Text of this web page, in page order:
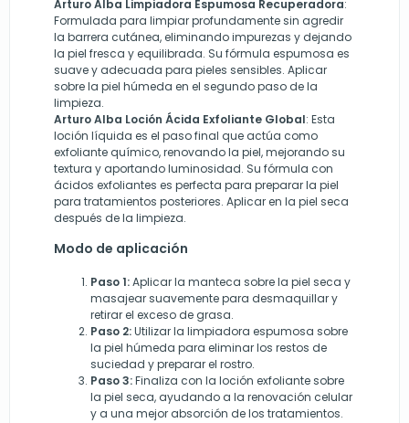
Arturo Alba Limpiadora Espumosa Recuperadora:
Formulada para limpiar profundamente sin agredir
la barrera cutánea, eliminando impurezas y dejando
la piel fresca y equilibrada. Su fórmula espumosa es
suave y adecuada para pieles sensibles. Aplicar
sobre la piel húmeda en el segundo paso de la
limpieza.
Arturo Alba Loción Ácida Exfoliante Global: Esta
loción líquida es el paso final que actúa como
exfoliante químico, renovando la piel, mejorando su
textura y aportando luminosidad. Su fórmula con
ácidos exfoliantes es perfecta para preparar la piel
para tratamientos posteriores. Aplicar en la piel seca
después de la limpieza.
Modo de aplicación
Paso 1:Aplicar la manteca sobre la piel seca y
masajear suavemente para desmaquillar y
retirar el exceso de grasa.
Paso 2:Utilizar la limpiadora espumosa sobre
la piel húmeda para eliminar los restos de
suciedad y preparar el rostro.
Paso 3:Finaliza con la loción exfoliante sobre
la piel seca, ayudando a la renovación celular
y a una mejor absorción de los tratamientos.